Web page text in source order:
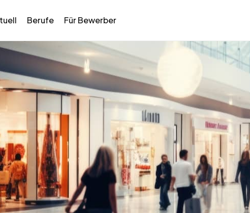
Berufe Für Bewerber